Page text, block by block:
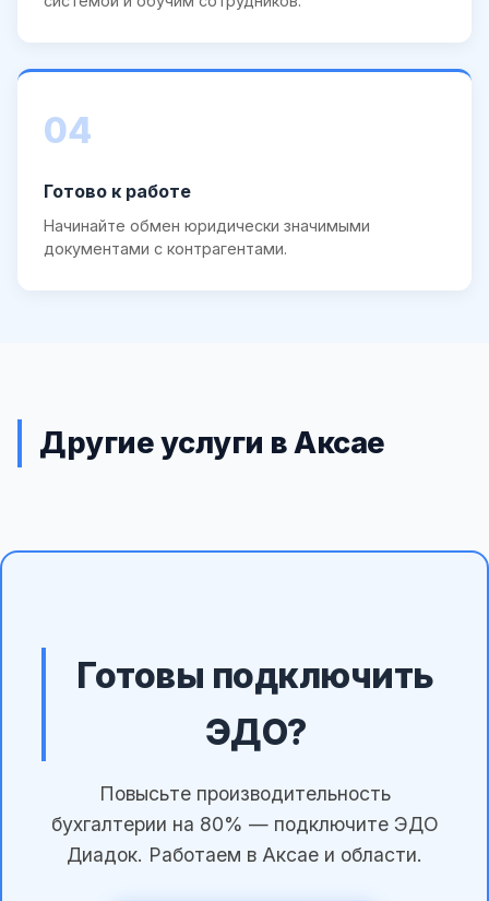
04
Готово к работе
Начинайте обмен юридически значимыми
документами с контрагентами.
Другие услуги в Аксае
Готовы подключить
ЭДО?
Повысьте производительность
бухгалтерии на 80% — подключите ЭДО
Диадок. Работаем в Аксае и области.